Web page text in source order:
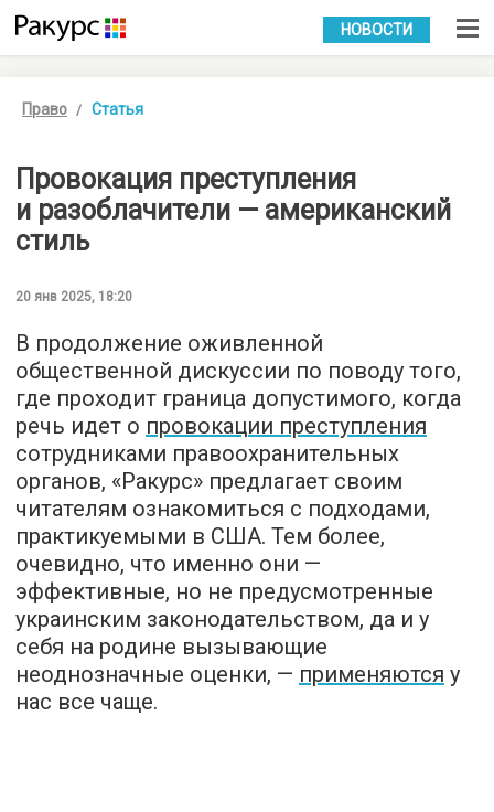
УКР РУС
НОВОСТИ
Право Статья
Провокация преступления
и разоблачители — американский
стиль
20 янв 2025, 18:20
В продолжение оживленной
общественной дискуссии по поводу того,
где проходит граница допустимого, когда
речь идет о провокации преступления
сотрудниками правоохранительных
органов, «Ракурс» предлагает своим
читателям ознакомиться с подходами,
практикуемыми в США. Тем более,
очевидно, что именно они —
эффективные, но не предусмотренные
украинским законодательством, да и у
себя на родине вызывающие
неоднозначные оценки, — применяются у
нас все чаще.